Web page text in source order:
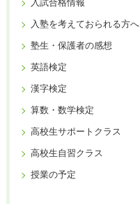
入試合格情報
入塾を考えておられる方へ
塾生・保護者の感想
英語検定
漢字検定
算数・数学検定
高校生サポートクラス
高校生自習クラス
授業の予定